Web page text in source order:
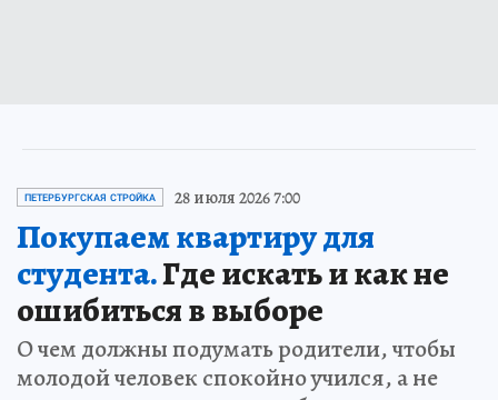
ПЕТЕРБУРГСКАЯ СТРОЙКА 28 июля 2026 7:00
Покупаем квартиру для
студента.Где искать и как не
ошибиться в выборе
О чем должны подумать родители, чтобы
молодой человек спокойно учился, а не